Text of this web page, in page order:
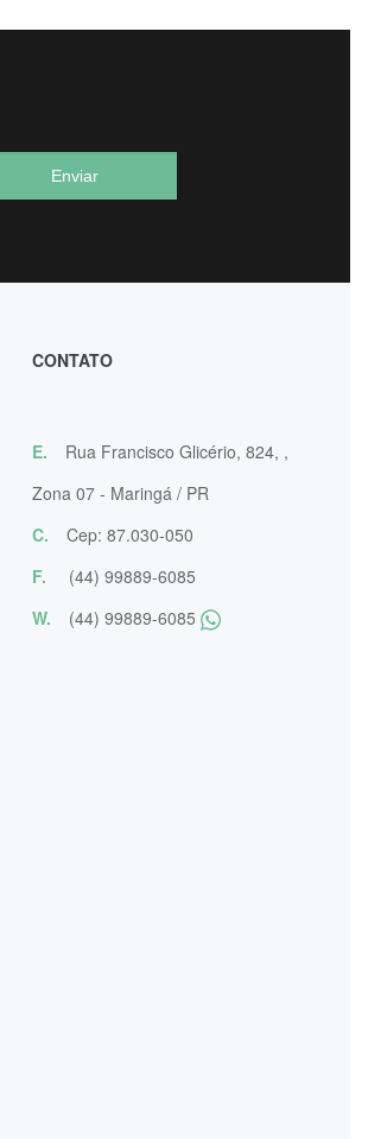
CONTATO
E.
Rua Francisco Glicério, 824, ,
Zona 07 - Maringá / PR
C.
Cep: 87.030-050
F.
(44) 99889-6085
W.
(44) 99889-6085